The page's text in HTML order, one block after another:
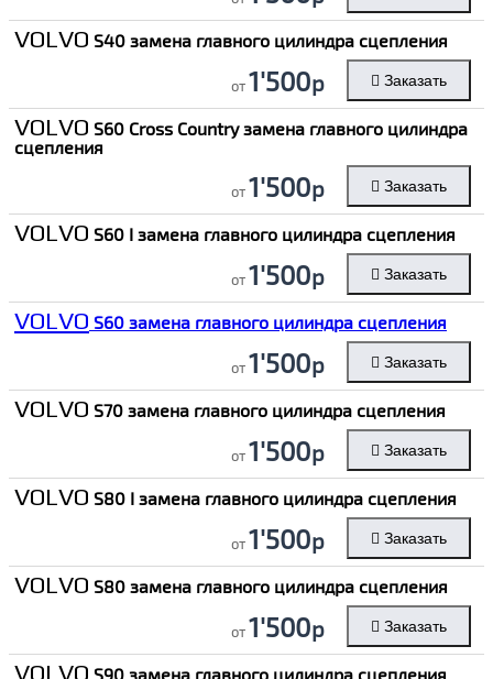
VOLVO S40 замена главного цилиндра сцепления
от1'500р Заказать
VOLVO S60 Cross Country замена главного цилиндра
сцепления
от1'500р Заказать
VOLVO S60 I замена главного цилиндра сцепления
от1'500р Заказать
VOLVO S60 замена главного цилиндра сцепления
от1'500р Заказать
VOLVO S70 замена главного цилиндра сцепления
от1'500р Заказать
VOLVO S80 I замена главного цилиндра сцепления
от1'500р Заказать
VOLVO S80 замена главного цилиндра сцепления
от1'500р Заказать
VOLVO S90 замена главного цилиндра сцепления